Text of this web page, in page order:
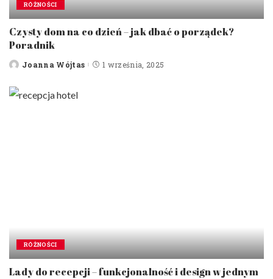
RÓŻNOŚCI
Czysty dom na co dzień – jak dbać o porządek?
Poradnik
PostedJoanna Wójtas 1 września, 2025
RÓŻNOŚCI
Lady do recepcji – funkcjonalność i design w jednym